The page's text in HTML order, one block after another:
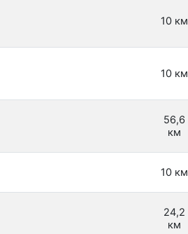
10 км
10 км
56,6
км
10 км
24,2
км